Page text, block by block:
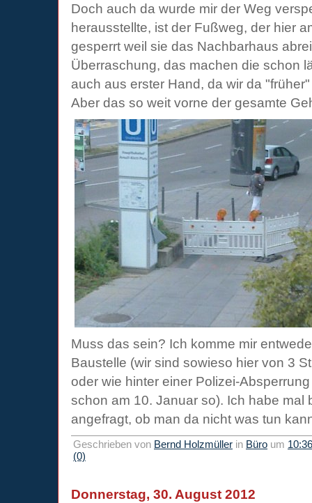
Doch auch da wurde mir der Weg
herausstellte, ist der Fußweg, der hier
gesperrt weil sie das Nachbarhaus
Überraschung, das machen die schon
auch aus erster Hand, da wir da
Aber das so weit vorne der gesamte
Muss das sein? Ich komme mir
Baustelle (wir sind sowieso hier von 3
oder wie hinter einer Polizei-
schon am 10. Januar so). Ich habe mal
angefragt, ob man da nicht was tun
Geschrieben von Bernd Holzmüller in Büro um 10:36
(0)
Donnerstag, 30. August 2012